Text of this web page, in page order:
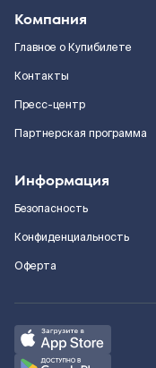
Компания
Главное о Купибилете
Контакты
Пресс-центр
Партнерская программа
Информация
Безопасность
Конфиденциальность
Оферта